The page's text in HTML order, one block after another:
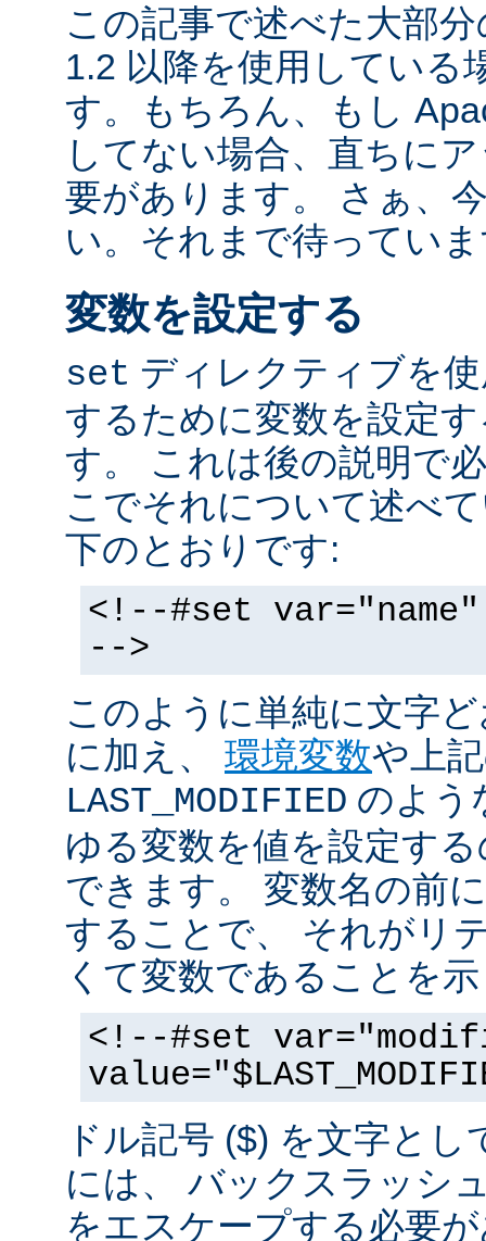
この記事で述べた大部
1.2 以降を使用している
す。もちろん、もし
してない場合、直ちに
要があります。 さぁ、
い。それまで待ってい
変数を設定する
set ディレクティブを
するために変数を設定
す。 これは後の説明で
こでそれについて述べ
下のとおりです:
<!--#set
-->
このように単純に文字
に加え、 環境変数や上
LAST_MODIFIED のよう
ゆる変数を値を設定す
できます。 変数名の前
することで、 それがリ
くて変数であることを
<!--#set
ドル記号 ($) を文字と
には、 バックスラッシ
をエスケープする必要